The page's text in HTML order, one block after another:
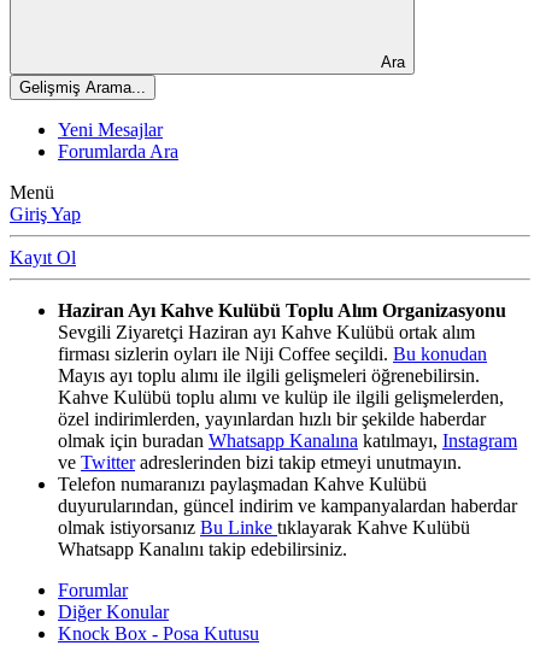
Ara
Gelişmiş Arama...
Yeni Mesajlar
Forumlarda Ara
Menü
Giriş Yap
Kayıt Ol
Haziran Ayı Kahve Kulübü Toplu Alım Organizasyonu
Sevgili Ziyaretçi Haziran ayı Kahve Kulübü ortak alım
firması sizlerin oyları ile Niji Coffee seçildi. Bu konudan
Mayıs ayı toplu alımı ile ilgili gelişmeleri öğrenebilirsin.
Kahve Kulübü toplu alımı ve kulüp ile ilgili gelişmelerden,
özel indirimlerden, yayınlardan hızlı bir şekilde haberdar
olmak için buradan Whatsapp Kanalına katılmayı, Instagram
ve Twitteradreslerinden bizi takip etmeyi unutmayın.
Telefon numaranızı paylaşmadan Kahve Kulübü
duyurularından, güncel indirim ve kampanyalardan haberdar
olmak istiyorsanız Bu Linke tıklayarak Kahve Kulübü
Whatsapp Kanalını takip edebilirsiniz.
Forumlar
Diğer Konular
Knock Box - Posa Kutusu